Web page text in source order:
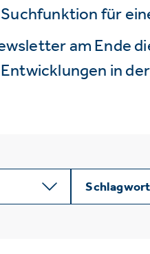
für
am Ende
in